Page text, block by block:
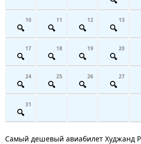
10 11 12 13
17 18 19 20
24 25 26 27
31
Самый дешевый авиабилет Худжанд